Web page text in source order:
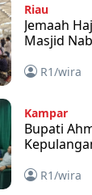
Riau
Jemaah
Masjid
R1/wira
Kampar
Bupati
R1/wira